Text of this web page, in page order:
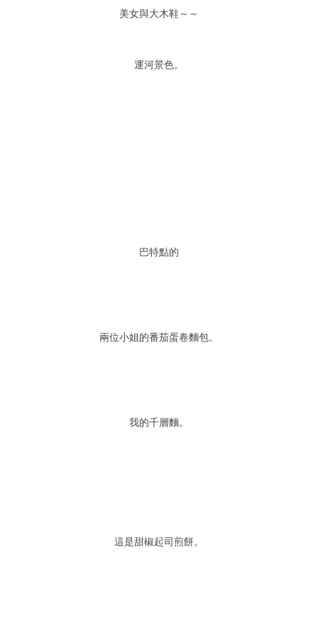
美女與大木鞋～～
運河景色。
巴特點的
兩位小姐的番茄蛋卷麵包。
我的千層麵。
這是甜椒起司煎餅。